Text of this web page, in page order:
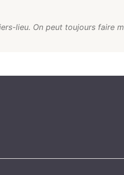
lieu. On peut toujours faire